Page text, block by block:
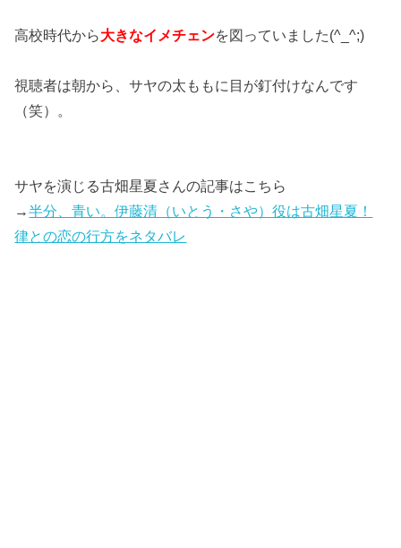
高校時代から大きなイメチェンを図っていました(^_^;)
視聴者は朝から、サヤの太ももに目が釘付けなんです
（笑）。
サヤを演じる古畑星夏さんの記事はこちら
→半分、青い。伊藤清（いとう・さや）役は古畑星夏！
律との恋の行方をネタバレ